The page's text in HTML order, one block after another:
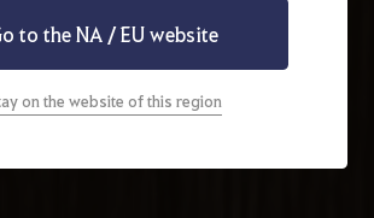
to the NA / EU website
on the website of this region